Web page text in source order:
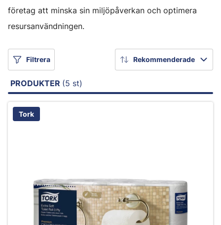
företag att minska sin miljöpåverkan och optimera
resursanvändningen.
Filtrera Rekommenderade
PRODUKTER (5 st)
Tork